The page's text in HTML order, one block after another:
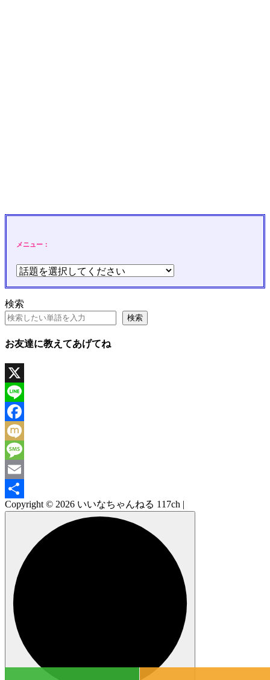
メニュー：
検索
検索
お友達に教えてあげてね
X
Line
Facebook
Mixi
Message
Email
共
Copyright © 2026 いいなちゃんねる 117ch |